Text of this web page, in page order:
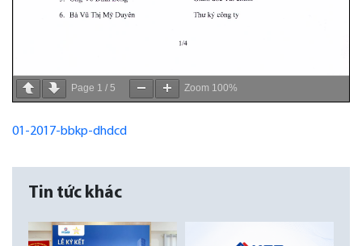
Page 1 / 5 Zoom 100%
01-2017-bbkp-dhdcd
Tin tức khác